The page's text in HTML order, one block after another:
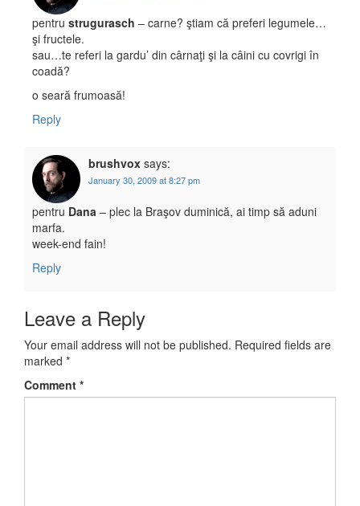
pentru strugurasch – carne? ştiam că preferi legumele…
şi fructele.
sau…te referi la gardu’ din cârnaţi şi la câini cu covrigi în
coadă?
o seară frumoasă!
Reply
brushvox says:
January 30, 2009 at 8:27 pm
pentru Dana – plec la Braşov duminică, ai timp să aduni
marfa.
week-end fain!
Reply
Leave a Reply
Your email address will not be published. Required fields are
marked *
Comment *